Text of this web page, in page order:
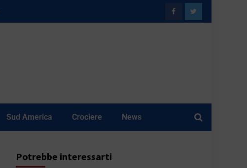
Sud America Crociere News
Potrebbe interessarti